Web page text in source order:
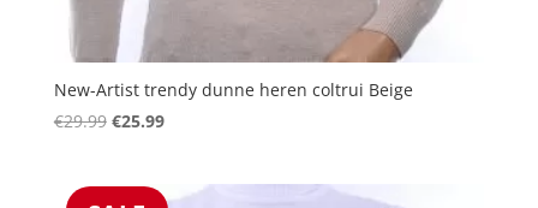
New-Artist trendy dunne heren coltrui Beige
€29.99 Oorspronkelijke
€29.99.
€25.99Huidige
€25.99.